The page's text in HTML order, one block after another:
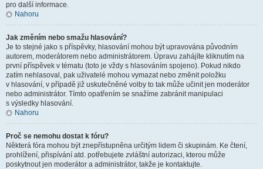
pro další informace.
Nahoru
Jak změním nebo smažu hlasování?
Je to stejné jako s příspěvky, hlasování mohou být upravována původním
autorem, moderátorem nebo administrátorem. Úpravu zahájíte kliknutím na
první příspěvek v tématu (toto je vždy s hlasováním spojeno). Pokud nikdo
zatím nehlasoval, pak uživatelé mohou vymazat nebo změnit položku
v hlasování, v případě již uskutečněné volby to tak může učinit jen moderátor
nebo administrátor. Tímto opatřením se snažíme zabránit manipulaci
s výsledky hlasování.
Nahoru
Proč se nemohu dostat k fóru?
Některá fóra mohou být znepřístupněna určitým lidem či skupinám. Ke čtení,
prohlížení, přispívání atd. potřebujete zvláštní autorizaci, kterou může
poskytnout jen moderátor a administrátor, takže je kontaktujte.